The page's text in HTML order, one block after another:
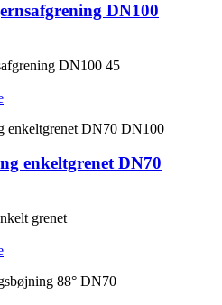
DN100
DN100 45
enkeltgrenet DN70
grenet